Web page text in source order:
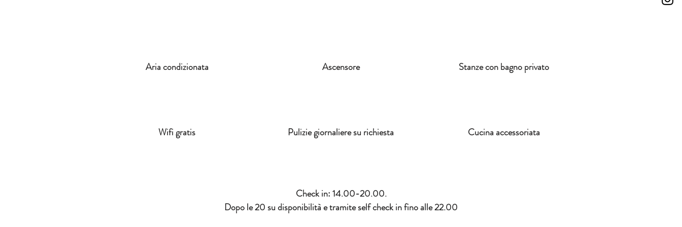
Aria condizionata
Wifi gratis
Ascensore
Pulizie giornaliere su richiesta
Stanze con bagno privato
Cucina accessoriata
Check in: 14.00-20.00.
Dopo le 20 su disponibilità e tramite self check in fino alle 22.00